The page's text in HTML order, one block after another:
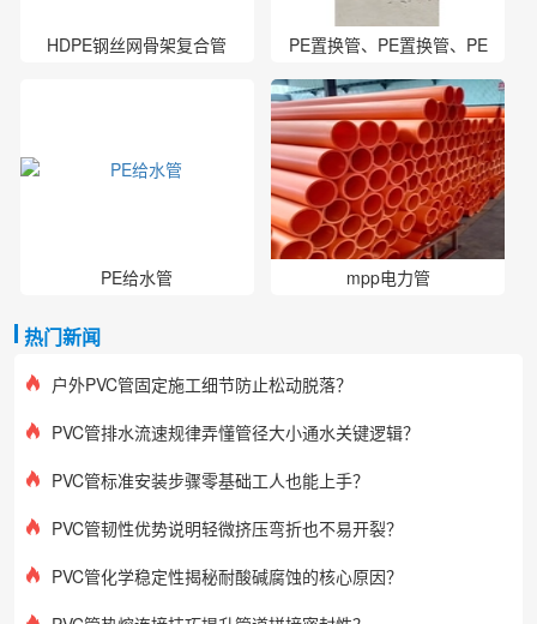
HDPE钢丝网骨架复合管
PE置换管、PE置换管、PE
置换管厂家、PE管厂家
PE给水管 mpp电力管
热门新闻
户外PVC管固定施工细节防止松动脱落？
PVC管排水流速规律弄懂管径大小通水关键逻辑？
PVC管标准安装步骤零基础工人也能上手？
PVC管韧性优势说明轻微挤压弯折也不易开裂？
PVC管化学稳定性揭秘耐酸碱腐蚀的核心原因？